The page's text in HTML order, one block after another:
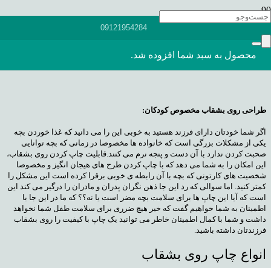
09121954284
محصول به سبد شما افزوده شد.
در مقاله ی قبلی در مورد اینکه ما چه طرح هایی می توانیم روی بشقاب های
بزنیم و این که می توان در داخل و خارج بشقاب بسته به
سلیقه ی مشتری و البته انتخاب دستگاه با قابلیت مورد نظر برایتان توضیحات کامل
دادیم و اما در این مقاله قصد داریم برایتان در مورد طرح هایی که می توان روی
طراحی روی بشقاب مخصوص کودکان:
اگر شما خودتان دارای فرزند هستید به خوبی این را می دانید که غذا خوردن بچه
یکی از مشکلات بزرگی است که خانواده ها مخصوصا در زمانی که بچه توانایی
صحبت کردن ندارد با آن دست و پنجه نرم می کنند.قابلیت چاپ کردن روی بشقاب،
این امکان را به شما می دهد که با چاپ کردن طرح های هیجان انگیز و مخصوصا
شخصیت های کارتونی که بچه با آن رابطه ی خوبی برقرا کرده است این مشکل را
کمتر کنید. اما سوالی که رد این جا ذهن نگران پدران و مادران را درگیر می کند این
است که آیا این چاپ ها برای سلامت بچه مضر است یا نه؟؟ که ما در این جا با
اطمینان به شما خواهیم گفت که خیر هیچ ضرری برای سلامت طفل شما نخواهد
داشت و شما با کمال اطمینان خاطر می توانید یک چاپ با کیفیت را روی بشقاب
فرزندتان داشته باشید.
انواع چاپ روی بشقاب